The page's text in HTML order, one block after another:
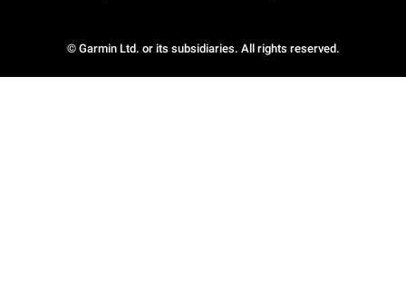
© Garmin Ltd. or its subsidiaries. All rights reserved.